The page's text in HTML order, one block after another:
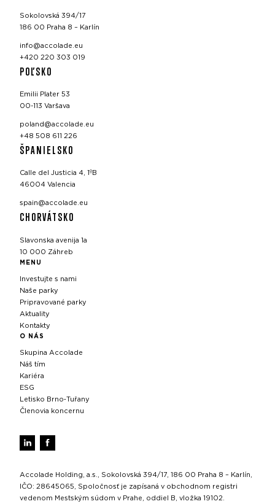
Sokolovská 394/17
186 00 Praha 8 – Karlín
info@accolade.eu
+420 220 303 019
POĽSKO
Emilii Plater 53
00-113 Varšava
poland@accolade.eu
+48 508 611 226
ŠPANIELSKO
Calle del Justicia 4, 1ºB
46004 Valencia
spain@accolade.eu
CHORVÁTSKO
Slavonska avenija 1a
10 000 Záhreb
MENU
Investujte s nami
Naše parky
Pripravované parky
Aktuality
Kontakty
O NÁS
Skupina Accolade
Náš tím
Kariéra
ESG
Letisko Brno‑Tuřany
Členovia koncernu
Accolade Holding, a.s., Sokolovská 394/17, 186 00 Praha 8 – Karlín,
IČO: 28645065, Spoločnosť je zapísaná v obchodnom registri
vedenom Mestským súdom v Prahe, oddiel B, vložka 19102.